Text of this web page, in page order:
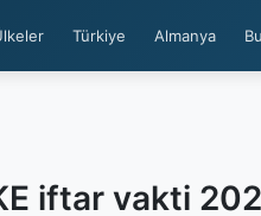
Türkiye Almanya
iftar vakti